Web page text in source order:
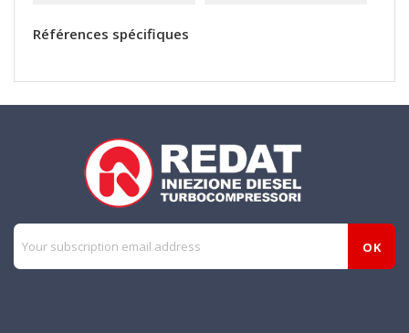
Références spécifiques